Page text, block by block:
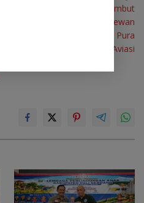
Pemkab Deli Serdang Sambut
Baik Program CSR Hewan
Kurban PT Angkasa Pura
Aviasi